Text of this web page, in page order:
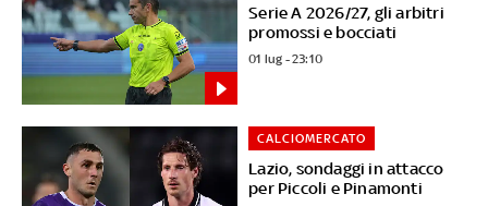
Serie A 2026/27, gli arbitri
promossi e bocciati
01 lug - 23:10
Lazio, sondaggi in attacco
per Piccoli e Pinamonti
CALCIOMERCATO